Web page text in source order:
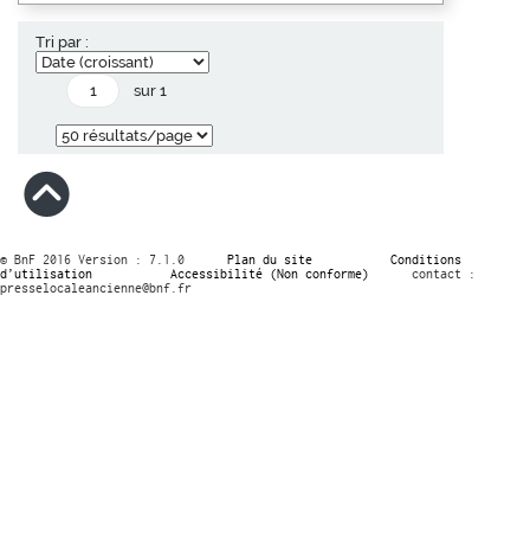
Tri par :
sur 1
© BnF 2016 Version : 7.1.0 Plan du site
Conditions
d’utilisation
Accessibilité (Non conforme)
contact :
presselocaleancienne@bnf.fr